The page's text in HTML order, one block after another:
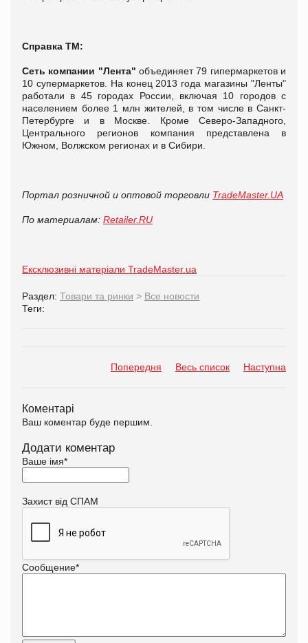
Справка ТМ:
Сеть компании "Лента" объединяет 79 гипермаркетов и
10 супермаркетов. На конец 2013 года магазины "Ленты"
работали в 45 городах России, включая 10 городов с
населением более 1 млн жителей, в том числе в Санкт-
Петербурге и в Москве. Кроме Северо-Западного,
Центрального регионов компания представлена в
Южном, Волжском регионах и в Сибири.
Портал розничной и оптовой торговли TradeMaster.UA
По материалам: Retailer.RU
Ексклюзивні матеріали TradeMaster.ua
Раздел: Товари та ринки > Все новости
Теги:
Попередня Весь список Наступна
Коментарі
Ваш коментар буде першим.
Додати коментар
Ваше імя*
Захист від СПАМ
Сообщение*